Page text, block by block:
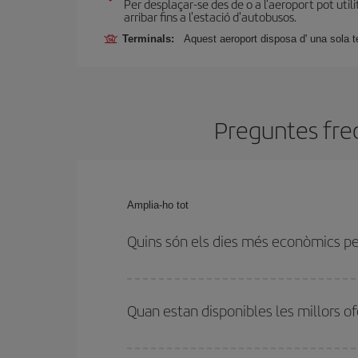
Per desplaçar-se des de o a l'aeroport pot
arribar fins a l'estació d'autobusos.
Terminals: Aquest aeroport disposa d' una sola
Preguntes
Amplia-ho tot
Quins són els dies més econòmics
dates havies pensat viatjar. Et mostrarem els
tornada, perquè puguis trobar la millor oferta. A
Quan estan disponibles les millors